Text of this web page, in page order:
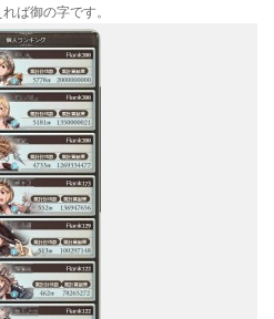
ば御の字です。